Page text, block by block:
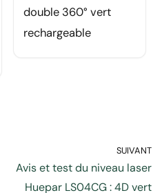
double 360° vert
rechargeable
SUIVANT
Avis et test du niveau laser
Huepar LS04CG : 4D vert